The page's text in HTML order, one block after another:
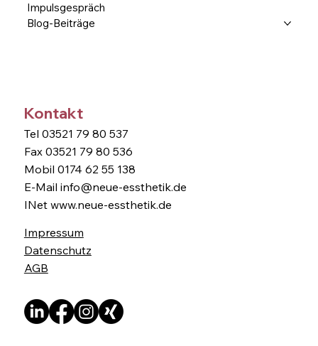
Kontakt
Tel 03521 79 80 537
Fax 03521 79 80 536
Mobil 0174 62 55 138
E-Mail info@neue-essthetik.de
INet www.neue-essthetik.de
Impressum
Datenschutz
AGB
Impulsgespräch
Blog-Beiträge